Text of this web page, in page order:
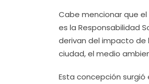
Cabe mencionar que
es la Responsabilidad
derivan del impacto de
ciudad, el medio
Esta concepción